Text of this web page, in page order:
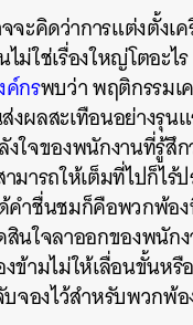
จะคิดว่าการแต่งตั้งเ
ม่ใช่เรื่องใหญ่โตอะไ
กรพบว่า พฤติกรรม
ผลสะเทือนอย่างรุนแ
ใจของพนักงานที่รู้สึ
ารถให้เต็มที่ไปก็ไร้ป
คำชื่นชมก็คือพวกพ้อ
สินใจลาออกของพนัก
ข้ามไม่ให้เลื่อนขั้นหรื
บจองไว้สำหรับพวกพ้
TWEET LINE